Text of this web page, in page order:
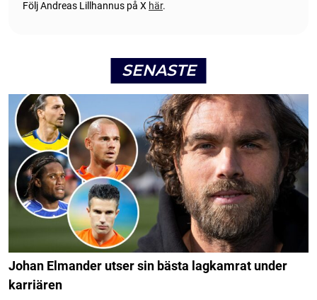
Följ Andreas Lillhannus på X här.
SENASTE
Johan Elmander utser sin bästa lagkamrat under
karriären